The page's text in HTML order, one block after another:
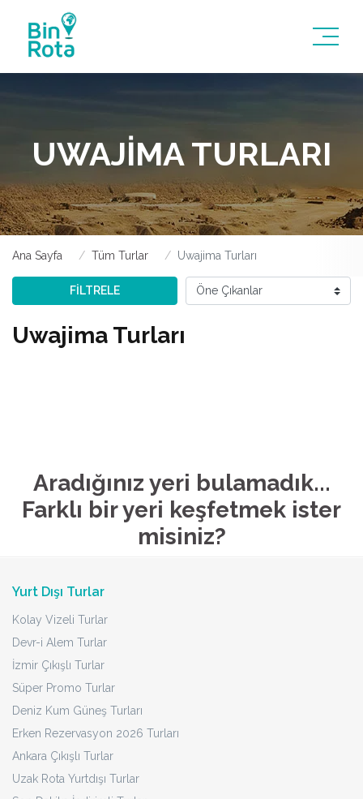
UWAJIMA TURLARI
Ana Sayfa Tüm Turlar Uwajima Turları
FİLTRELE
Uwajima Turları
Aradığınız yeri bulamadık...
Farklı bir yeri keşfetmek ister
misiniz?
Yurt Dışı Turlar
Kolay Vizeli Turlar
Devr-i Alem Turlar
İzmir Çıkışlı Turlar
Süper Promo Turlar
Deniz Kum Güneş Turları
Erken Rezervasyon 2026 Turları
Ankara Çıkışlı Turlar
Uzak Rota Yurtdışı Turlar